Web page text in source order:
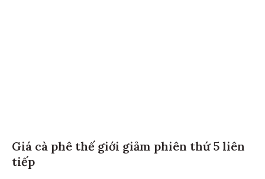
Giá cà phê thế giới giảm phiên thứ 5 liên
tiếp